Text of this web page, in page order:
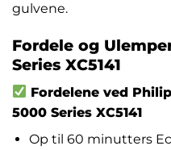
gulvene.
Fordele og
Series XC5141
Fordelene ved
5000 Series XC5141
Op til 60 minutters